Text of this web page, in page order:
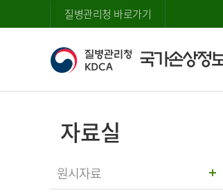
질병관리청 바로가기
자료실
원시자료